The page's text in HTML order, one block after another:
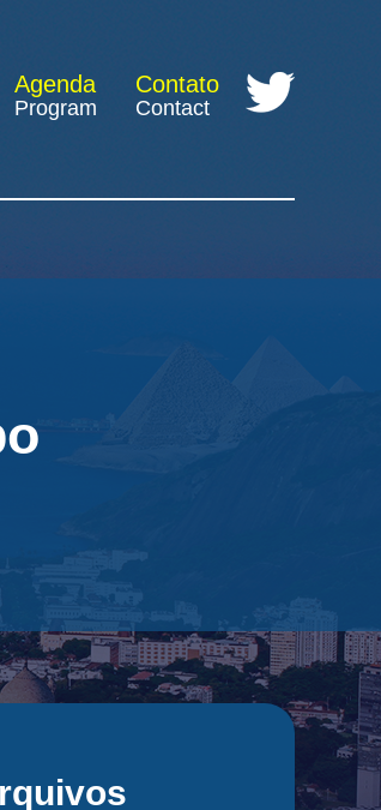
Agenda
Program
Contato
Contact